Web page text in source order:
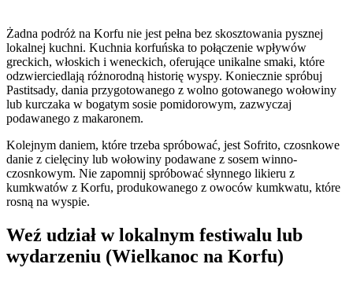
Żadna podróż na Korfu nie jest pełna bez skosztowania pysznej
lokalnej kuchni. Kuchnia korfuńska to połączenie wpływów
greckich, włoskich i weneckich, oferujące unikalne smaki, które
odzwierciedlają różnorodną historię wyspy. Koniecznie spróbuj
Pastitsady, dania przygotowanego z wolno gotowanego wołowiny
lub kurczaka w bogatym sosie pomidorowym, zazwyczaj
podawanego z makaronem.
Kolejnym daniem, które trzeba spróbować, jest Sofrito, czosnkowe
danie z cielęciny lub wołowiny podawane z sosem winno-
czosnkowym. Nie zapomnij spróbować słynnego likieru z
kumkwatów z Korfu, produkowanego z owoców kumkwatu, które
rosną na wyspie.
Weź udział w lokalnym festiwalu lub
wydarzeniu (Wielkanoc na Korfu)